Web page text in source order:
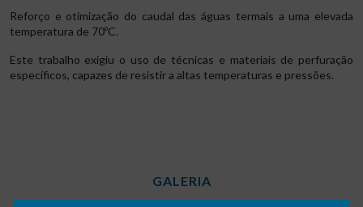
Reforço e otimização do caudal das águas termais a uma elevada
temperatura de 70ºC.
Este trabalho exigiu o uso de técnicas e materiais de perfuração
específicos, capazes de resistir a altas temperaturas e pressões.
GALERIA